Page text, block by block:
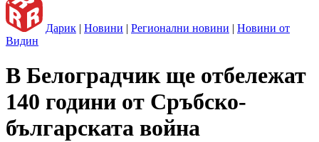
Дарик | Новини | Регионални новини | Новини от
Видин
В Белоградчик ще отбележат
140 години от Сръбско-
българската война